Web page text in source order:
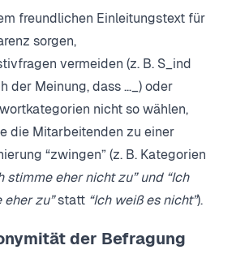
freundlichen Einleitungstext für
sorgen,
vermeiden (z. B. S_ind
der Meinung, dass …_) oder
nicht so wählen,
die Mitarbeitenden zu einer
“zwingen” (z. B. Kategorien
stimme eher nicht zu” und “Ich
zu”statt “Ich weiß es nicht”).
der Befragung